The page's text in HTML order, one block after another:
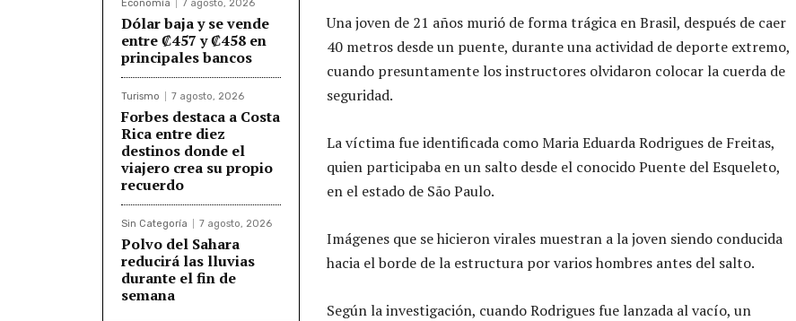
Economía 7 agosto, 2026
Dólar baja y se vende
entre ₡457 y ₡458 en
principales bancos
Turismo 7 agosto, 2026
Forbes destaca a Costa
Rica entre diez
destinos donde el
viajero crea su propio
recuerdo
Sin Categoría 7 agosto, 2026
Polvo del Sahara
reducirá las lluvias
durante el fin de
semana
Una joven de 21 años murió de forma trágica en Brasil, después de caer
40 metros desde un puente, durante una actividad de deporte extremo,
cuando presuntamente los instructores olvidaron colocar la cuerda de
seguridad.
La víctima fue identificada como Maria Eduarda Rodrigues de Freitas,
quien participaba en un salto desde el conocido Puente del Esqueleto,
en el estado de São Paulo.
Imágenes que se hicieron virales muestran a la joven siendo conducida
hacia el borde de la estructura por varios hombres antes del salto.
Según la investigación, cuando Rodrigues fue lanzada al vacío, un